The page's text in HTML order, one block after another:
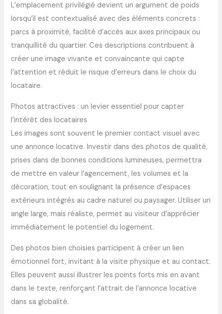
L’emplacement privilégié devient un argument de poids
lorsqu’il est contextualisé avec des éléments concrets :
parcs à proximité, facilité d’accès aux axes principaux ou
tranquillité du quartier. Ces descriptions contribuent à
créer une image vivante et convaincante qui capte
l’attention et réduit le risque d’erreurs dans le choix du
locataire.
Photos attractives : un levier essentiel pour capter
l’intérêt des locataires
Les images sont souvent le premier contact visuel avec
une annonce locative. Investir dans des photos de qualité,
prises dans de bonnes conditions lumineuses, permettra
de mettre en valeur l’agencement, les volumes et la
décoration, tout en soulignant la présence d’espaces
extérieurs intégrés au cadre naturel ou paysager. Utiliser un
angle large, mais réaliste, permet au visiteur d’apprécier
immédiatement le potentiel du logement.
Des photos bien choisies participent à créer un lien
émotionnel fort, invitant à la visite physique et au contact.
Elles peuvent aussi illustrer les points forts mis en avant
dans le texte, renforçant l’attrait de l’annonce locative
dans sa globalité.